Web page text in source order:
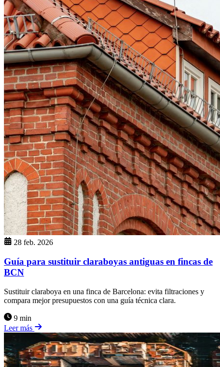
28 feb. 2026
Guía para sustituir claraboyas antiguas en fincas de
BCN
Sustituir claraboya en una finca de Barcelona: evita filtraciones y
compara mejor presupuestos con una guía técnica clara.
9 min
Leer más